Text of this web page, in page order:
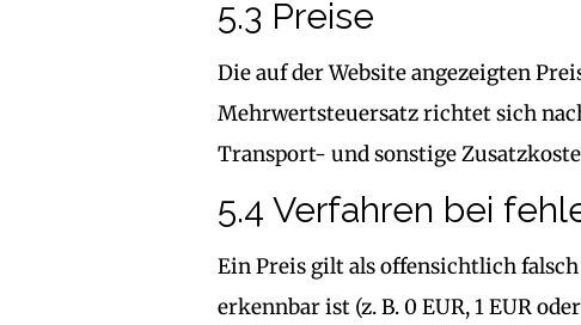
5.3 Preise
Die auf der Website angezeigten
Mehrwertsteuersatz richtet sich
Transport- und sonstige
5.4 Verfahren bei
Ein Preis gilt als offensichtlich
erkennbar ist (z. B. 0 EUR, 1 EUR